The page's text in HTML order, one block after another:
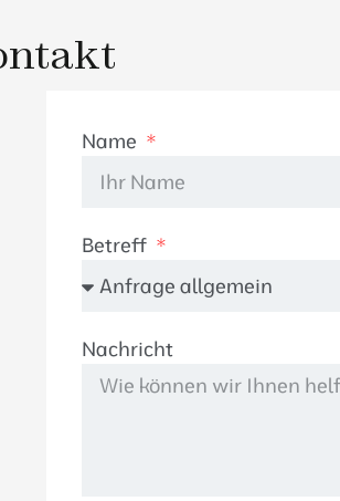
Name
Betreff
Nachricht